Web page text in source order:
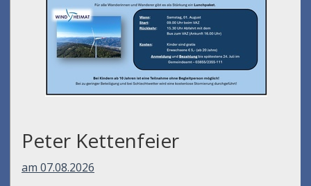
Peter Kettenfeier
am 07.08.2026